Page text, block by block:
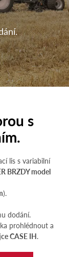
s
lis s variabilní
BRZDY model
).
dodání.
prohlédnout a
CASE IH.